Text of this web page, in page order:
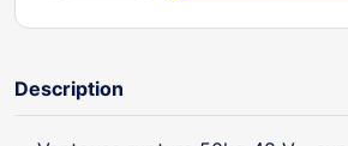
Description